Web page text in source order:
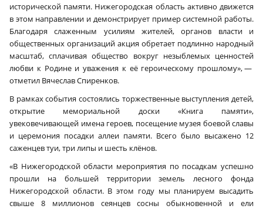
исторической памяти. Нижегородская область активно движется
в этом направлении и демонстрирует пример системной работы.
Благодаря слаженным усилиям жителей, органов власти и
общественных организаций акция обретает подлинно народный
масштаб, сплачивая общество вокруг незыблемых ценностей
любви к Родине и уважения к её героическому прошлому», —
отметил Вячеслав Спиренков.
В рамках события состоялись торжественные выступления детей,
открытие мемориальной доски «Книга памяти»,
увековечивающей имена героев, посещение музея боевой славы
и церемония посадки аллеи памяти. Всего было высажено 12
саженцев туи, три липы и шесть клёнов.
«В Нижегородской области мероприятия по посадкам успешно
прошли на большей территории земель лесного фонда
Нижегородской области. В этом году мы планируем высадить
свыше 8 миллионов сеянцев сосны обыкновенной и ели